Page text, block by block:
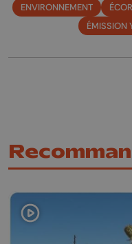
ENVIRONNEMENT
ÉMISSION